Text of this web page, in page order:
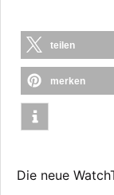
teilen
merken
Die neue